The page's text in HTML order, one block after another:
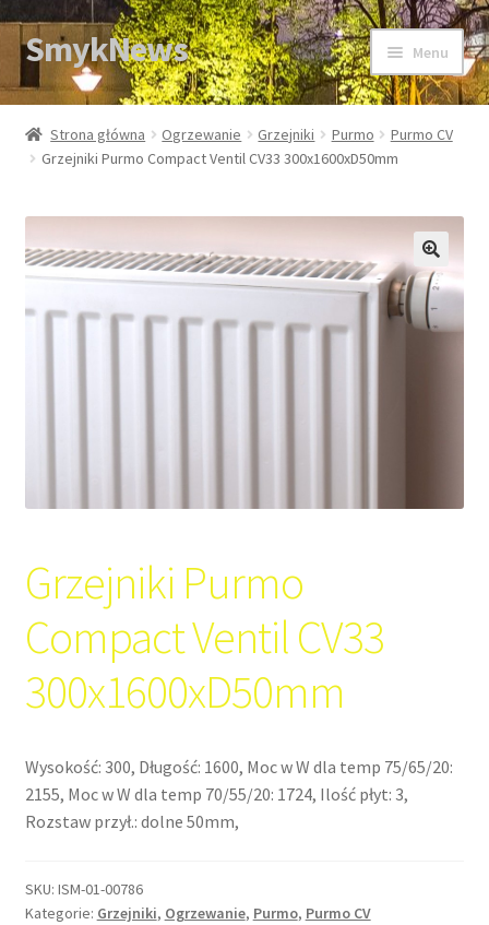
Przejdź
do
nawigacji
Przejdź
do
treści
SmykNews Menu
Strona główna
Strona główna Ogrzewanie Grzejniki Purmo
Purmo CV
Grzejniki Purmo Compact Ventil CV33 300x1600xD50mm
Grzejniki Purmo
Compact Ventil CV33
300x1600xD50mm
Wysokość: 300, Długość: 1600, Moc w W dla temp 75/65/20:
2155, Moc w W dla temp 70/55/20: 1724, Ilość płyt: 3,
Rozstaw przył.: dolne 50mm,
SKU: ISM-01-00786
Kategorie: Grzejniki, Ogrzewanie, Purmo, Purmo CV